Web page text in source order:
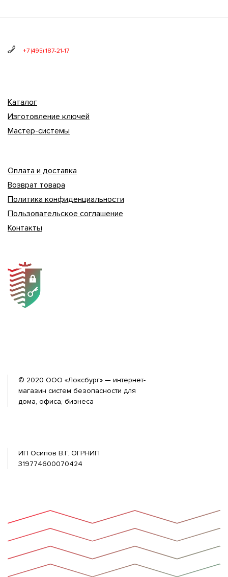
+7 (495) 187-21-17
Каталог
Изготовление ключей
Мастер-системы
Оплата и доставка
Возврат товара
Политика конфиденциальности
Пользовательское соглашение
Контакты
© 2020 ООО «Локсбург» — интернет-
магазин систем безопасности для
дома, офиса, бизнеса
ИП Осипов В.Г. ОГРНИП
319774600070424